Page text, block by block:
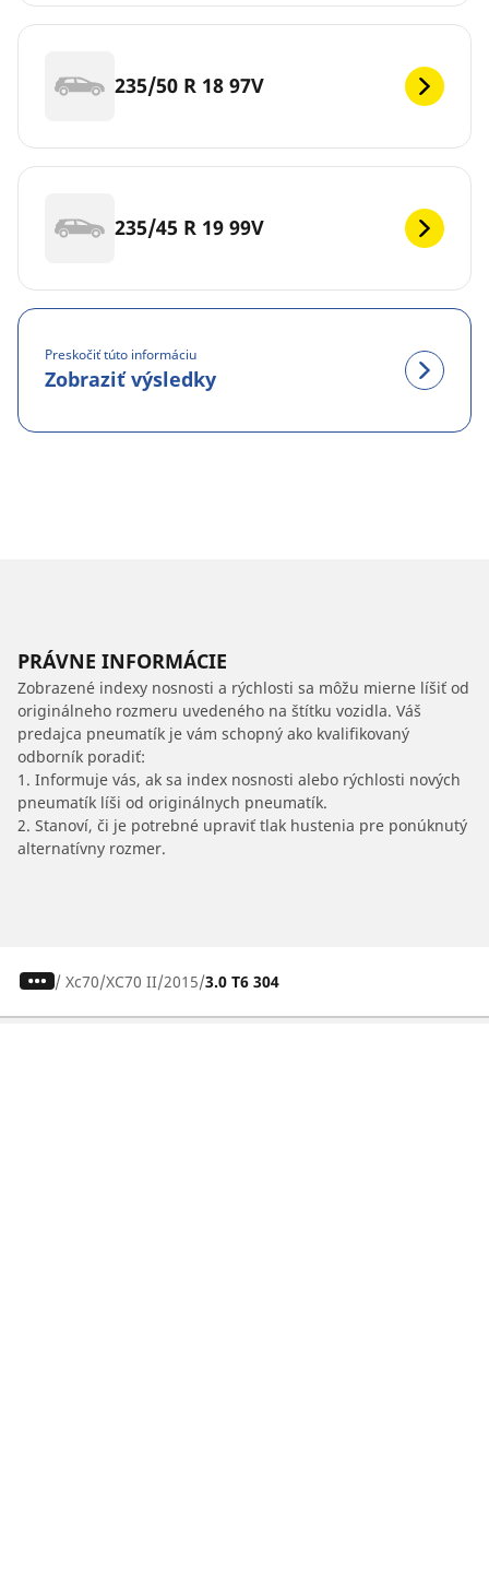
235/50 R 18 97V
235/45 R 19 99V
Preskočiť túto informáciu
Zobraziť výsledky
PRÁVNE INFORMÁCIE
Zobrazené indexy nosnosti a rýchlosti sa môžu mierne líšiť od
originálneho rozmeru uvedeného na štítku vozidla. Váš
predajca pneumatík je vám schopný ako kvalifikovaný
odborník poradiť:
1. Informuje vás, ak sa index nosnosti alebo rýchlosti nových
pneumatík líši od originálnych pneumatík.
2. Stanoví, či je potrebné upraviť tlak hustenia pre ponúknutý
alternatívny rozmer.
/ Xc70 XC70 II 2015 3.0 T6 304